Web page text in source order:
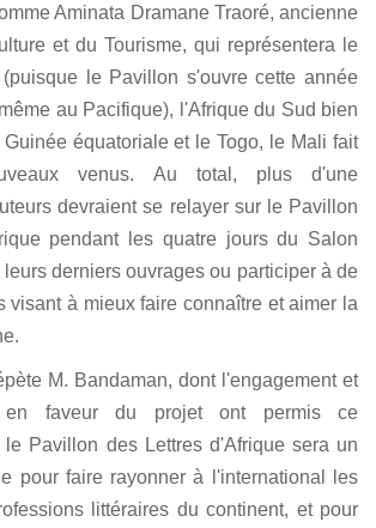
Aminata Dramane Traoré, ancienne
et du Tourisme, qui représentera le
le Pavillon s'ouvre cette année
au Pacifique), l'Afrique du Sud bien
équatoriale et le Togo, le Mali fait
venus. Au total, plus d'une
devraient se relayer sur le Pavillon
pendant les quatre jours du Salon
derniers ouvrages ou participer à de
visant à mieux faire connaître et aimer la
M. Bandaman, dont l'engagement et
en faveur du projet ont permis ce
le Pavillon des Lettres d'Afrique sera un
pour faire rayonner à l'international les
littéraires du continent, et pour